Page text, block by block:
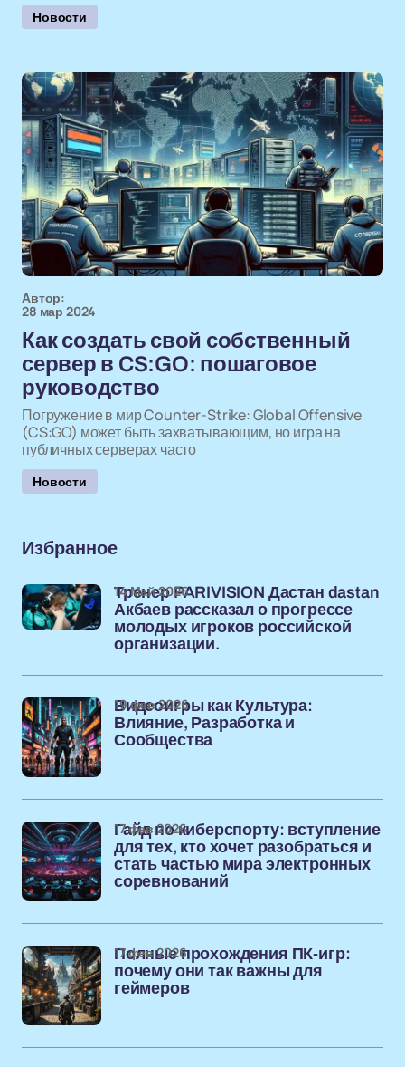
Новости
Автор:
28 мар 2024
Как создать свой собственный
сервер в CS:GO: пошаговое
руководство
Погружение в мир Counter-Strike: Global Offensive
(CS:GO) может быть захватывающим, но игра на
публичных серверах часто
Новости
Избранное
Тренер PARIVISION Дастан dastan
Акбаев рассказал о прогрессе
молодых игроков российской
организации.
14 Май 2026
Видеоигры как Культура:
Влияние, Разработка и
Сообщества
19 фев 2026
Гайд по киберспорту: вступление
для тех, кто хочет разобраться и
стать частью мира электронных
соревнований
17 фев 2026
Полные прохождения ПК-игр:
почему они так важны для
геймеров
17 фев 2026